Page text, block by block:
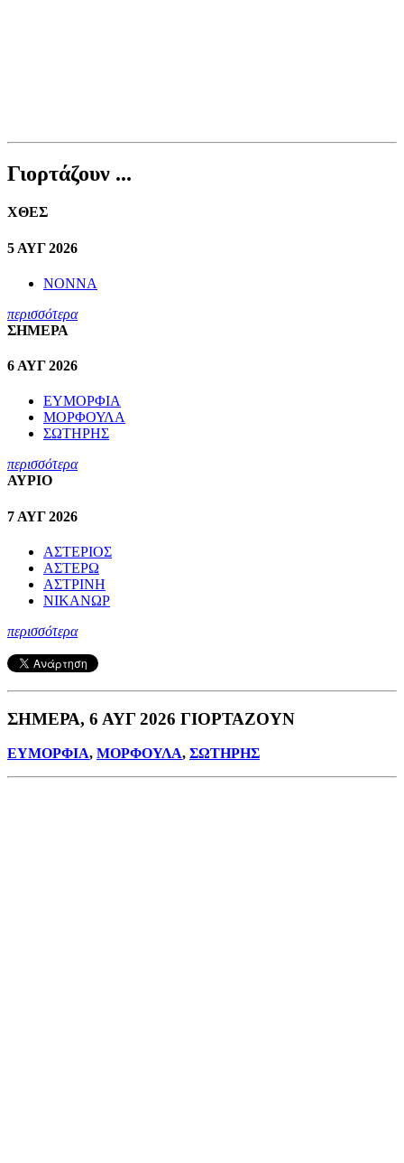
Γιορτάζουν ...
ΧΘΕΣ
5 ΑΥΓ 2026
ΝΟΝΝΑ
περισσότερα
ΣΗΜΕΡΑ
6 ΑΥΓ 2026
ΕΥΜΟΡΦΙΑ
ΜΟΡΦΟΥΛΑ
ΣΩΤΗΡΗΣ
περισσότερα
ΑΥΡΙΟ
7 ΑΥΓ 2026
ΑΣΤΕΡΙΟΣ
ΑΣΤΕΡΩ
ΑΣΤΡΙΝΗ
ΝΙΚΑΝΩΡ
περισσότερα
ΣΗΜΕΡΑ, 6 ΑΥΓ 2026 ΓΙΟΡΤΑΖΟΥΝ
ΕΥΜΟΡΦΙΑ, ΜΟΡΦΟΥΛΑ, ΣΩΤΗΡΗΣ